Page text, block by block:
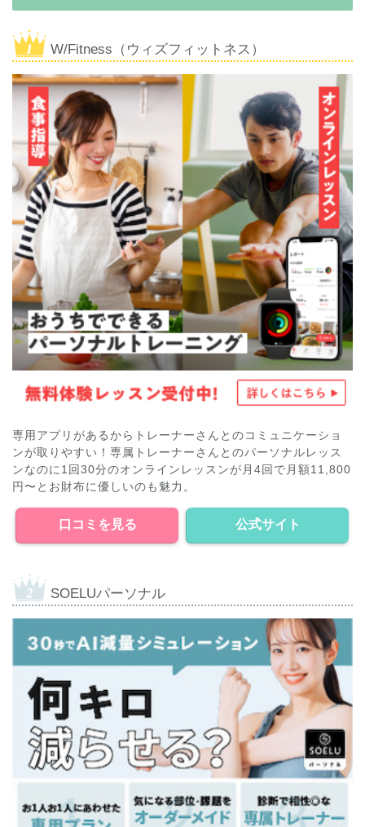
W/Fitness（ウィズフィットネス）
専用アプリがあるからトレーナーさんとのコミュニケーショ
ンが取りやすい！専属トレーナーさんとのパーソナルレッス
ンなのに1回30分のオンラインレッスンが月4回で月額11,800
円〜とお財布に優しいのも魅力。
口コミを見る 公式サイト
SOELUパーソナル